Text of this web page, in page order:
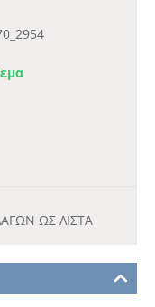
ΩΣ ΛΊΣΤΑ